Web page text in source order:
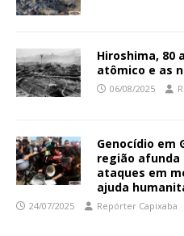
Hiroshima, 80
atômico e as
06/08/2025
Genocídio em
região afunda
ataques em
ajuda
24/07/2025 Repórter Capixaba